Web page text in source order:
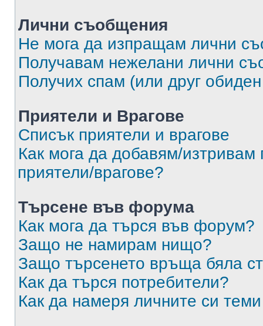
Лични съобщения
Не мога да изпращам лични
Получавам нежелани лични
Получих спам (или друг
Приятели и Врагове
Списък приятели и врагове
Как мога да добавям/изтривам
приятели/врагове?
Търсене във форума
Как мога да търся във форум?
Защо не намирам нищо?
Защо търсенето връща бяла
Как да търся потребители?
Как да намеря личните си